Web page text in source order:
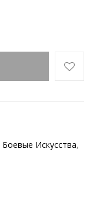
Боевые Искусства,